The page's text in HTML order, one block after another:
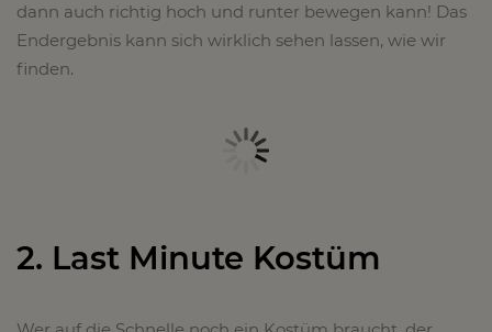
dann auch richtig hoch und runter bewegen kann! Das
Endergebnis kann sich wirklich sehen lassen, wie wir
finden.
2. Last Minute Kostüm